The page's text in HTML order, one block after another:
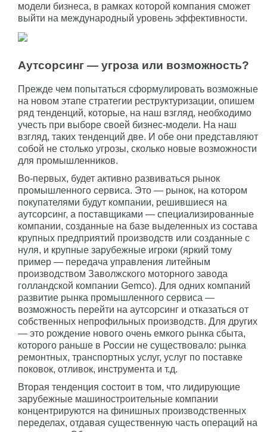
модели бизнеса, в рамках которой компания сможет
выйти на международный уровень эффективности.
Аутсорсинг — угроза или возможность?
Прежде чем попытаться сформулировать возможные
на новом этапе стратегии реструктуризации, опишем
ряд тенденций, которые, на наш взгляд, необходимо
учесть при выборе своей бизнес-модели. На наш
взгляд, таких тенденций две. И обе они представляют
собой не столько угрозы, сколько новые возможности
для промышленников.
Во-первых, будет активно развиваться рынок
промышленного сервиса. Это — рынок, на котором
покупателями будут компании, решившиеся на
аутсорсинг, а поставщиками — специализированные
компании, созданные на базе выделенных из состава
крупных предприятий производств или созданные с
нуля, и крупные зарубежные игроки (яркий тому
пример — передача управления литейным
производством Заволжского моторного завода
голландской компании Gemco). Для одних компаний
развитие рынка промышленного сервиса —
возможность перейти на аутсорсинг и отказаться от
собственных непрофильных производств. Для других
— это рождение нового очень емкого рынка сбыта,
которого раньше в России не существовало: рынка
ремонтных, транспортных услуг, услуг по поставке
поковок, отливок, инструмента и т.д.
Вторая тенденция состоит в том, что лидирующие
зарубежные машиностроительные компании
концентрируются на финишных производственных
переделах, отдавая существенную часть операций на